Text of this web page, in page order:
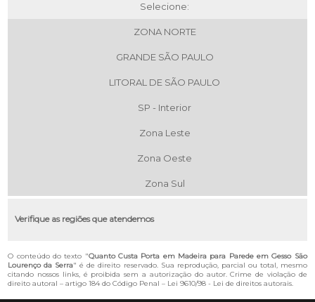
Selecione:
ZONA NORTE
GRANDE SÃO PAULO
LITORAL DE SÃO PAULO
SP - Interior
Zona Leste
Zona Oeste
Zona Sul
Verifique as regiões que atendemos
O conteúdo do texto "Quanto Custa Porta em Madeira para Parede em Gesso São
Lourenço da Serra" é de direito reservado. Sua reprodução, parcial ou total, mesmo
citando nossos links, é proibida sem a autorização do autor. Crime de violação de
direito autoral – artigo 184 do Código Penal – Lei 9610/98 - Lei de direitos autorais.